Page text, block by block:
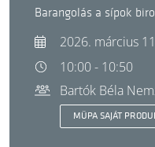
Barangolás a sípok
2026. március
10:00 - 10:50
Bartók Béla
MÜPA SAJÁT